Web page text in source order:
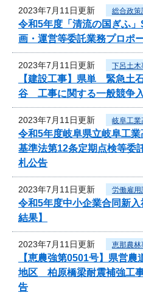
2023年7月11日更新 総合政策
令和5年度「清流の国ぎふ
画・運営等委託業務プロポ
2023年7月11日更新 下呂土木
【建設工事】県単 緊急土
谷 工事に関する一般競争
2023年7月11日更新 岐阜工業
令和5年度岐阜県立岐阜工
基準法第12条定期点検等委
札公告
2023年7月11日更新 労働雇用
令和5年度中小企業合同新
結果】
2023年7月11日更新 恵那農林
【恵農強第0501号】県営
地区 柏原橋梁耐震補強工
告